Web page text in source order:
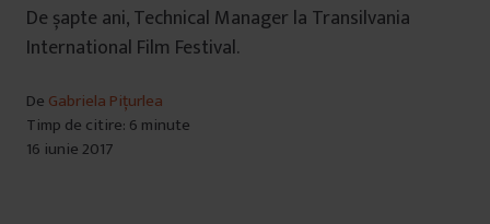
De șapte ani, Technical Manager la Transilvania
International Film Festival.
De Gabriela Pițurlea
Timp de citire: 6 minute
16 iunie 2017